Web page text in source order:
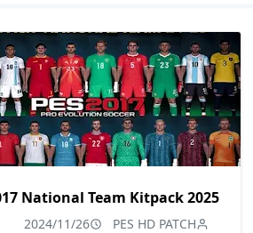
National Team Kitpack 2025
PES HD PATCH
2024/11/26